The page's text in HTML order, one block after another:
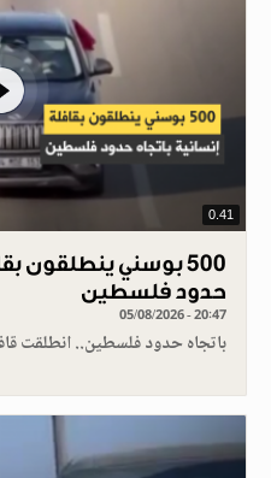
0.41
500 بوسني ينطلقون
حدود فلسطين
05/08/2026 - 20:47
باتجاه حدود فلسطين.. انطلقت